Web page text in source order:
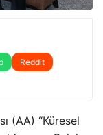
Reddit
(AA) “Küresel